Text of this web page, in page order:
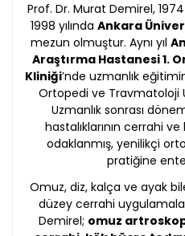
Prof. Dr. Murat Demirel,
1998 yılında Ankara
mezun olmuştur. Aynı yıl
Araştırma Hastanesi 1.
Kliniği’nde uzmanlık
Ortopedi ve Travmatoloji
Uzmanlık sonrası
hastalıklarının cerrahi
odaklanmış, yenilikçi
pratiğine
Omuz, diz, kalça ve ayak
düzey cerrahi
Demirel; omuz